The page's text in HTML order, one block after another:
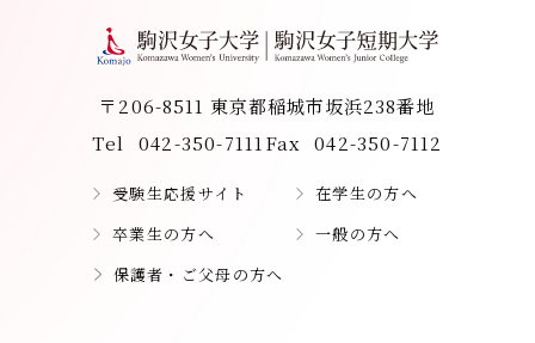
〒206-8511 東京都稲城市坂浜238番地
Tel
042-350-7111 Fax 042-350-7112
受験生応援サイト
在学生の方へ
卒業生の方へ
一般の方へ
保護者・ご父母の方へ